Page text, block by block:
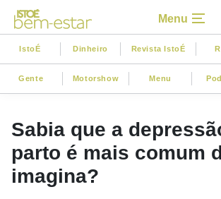
Menu
IstoÉ Dinheiro Revista IstoÉ
Gente Motorshow Menu
Sabia que a
parto é mais comum
imagina?